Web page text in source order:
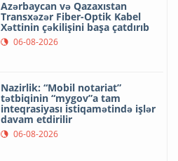
Azərbaycan və Qazaxıstan
Transxəzər Fiber-Optik Kabel
Xəttinin çəkilişini başa çatdırıb
06-08-2026
Nazirlik: “Mobil notariat”
tətbiqinin “mygov”a tam
inteqrasiyası istiqamətində işlər
davam etdirilir
06-08-2026